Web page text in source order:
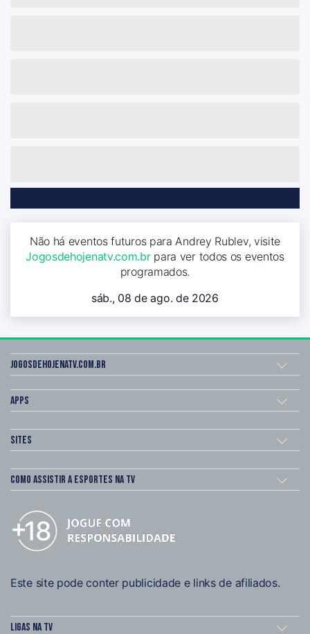
Não há eventos futuros para Andrey Rublev, visite
Jogosdehojenatv.com.brpara ver todos os eventos
programados.
sáb., 08 de ago. de 2026
Jogosdehojenatv.com.br
Apps
Sites
Como assistir a esportes na TV
Este site pode conter publicidade e links de afiliados.
Ligas na TV